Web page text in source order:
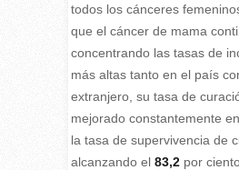
todos los cánceres
que el cáncer de mama
concentrando las tasas de
más altas tanto en el país
extranjero, su tasa de
mejorado constantemente
la tasa de supervivencia de
alcanzando el 83,2por